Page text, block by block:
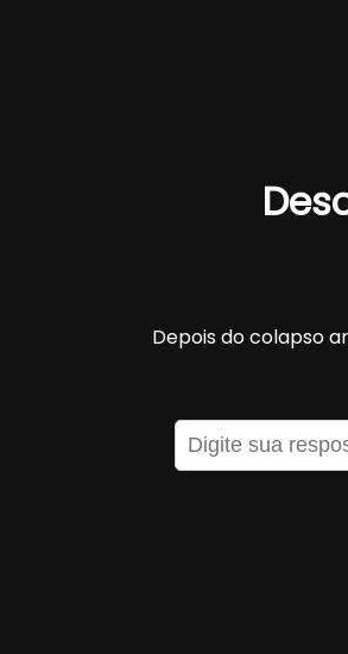
Depois do colapso